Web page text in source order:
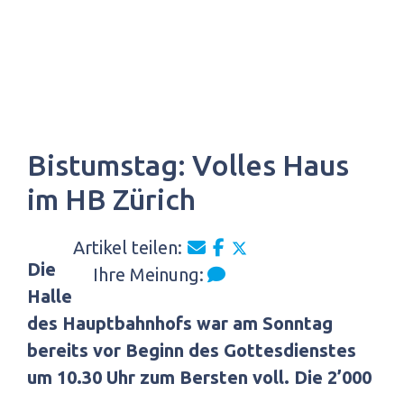
Bistumstag: Volles Haus
im HB Zürich
Artikel teilen:
Ihre Meinung:
Die
Halle
des Hauptbahnhofs war am Sonntag
bereits vor Beginn des Gottesdienstes
um 10.30 Uhr zum Bersten voll. Die 2’000